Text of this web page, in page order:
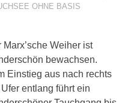
OHNE BASIS
Marx’sche Weiher ist
bewachsen.
Einstieg aus nach rechts
entlang führt ein